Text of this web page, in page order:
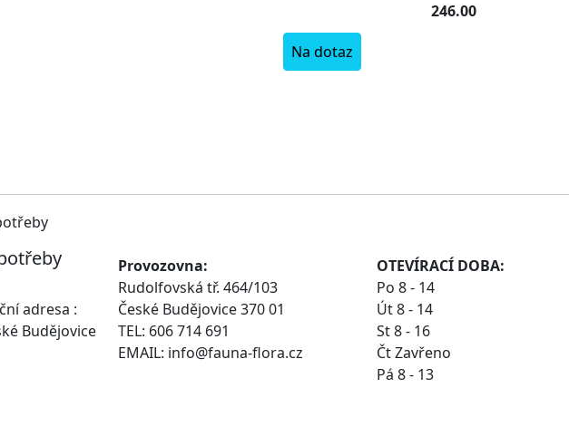
246.00
Na dotaz
adresa :
Budějovice
Provozovna:
Rudolfovská tř. 464/103
České Budějovice 370 01
TEL: 606 714 691
EMAIL: info@fauna-flora.cz
OTEVÍRACÍ DOBA:
Po 8 - 14
Út 8 - 14
St 8 - 16
Čt Zavřeno
Pá 8 - 13